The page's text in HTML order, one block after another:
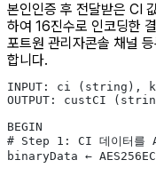
본인인증 후 전달받은 CI
하여 16진수로 인코딩한
포트원 관리자콘솔 채널
합니다.
INPUT: ci (string),
OUTPUT: custCI
BEGIN
# Step 1: CI 데이터를
binaryData ←